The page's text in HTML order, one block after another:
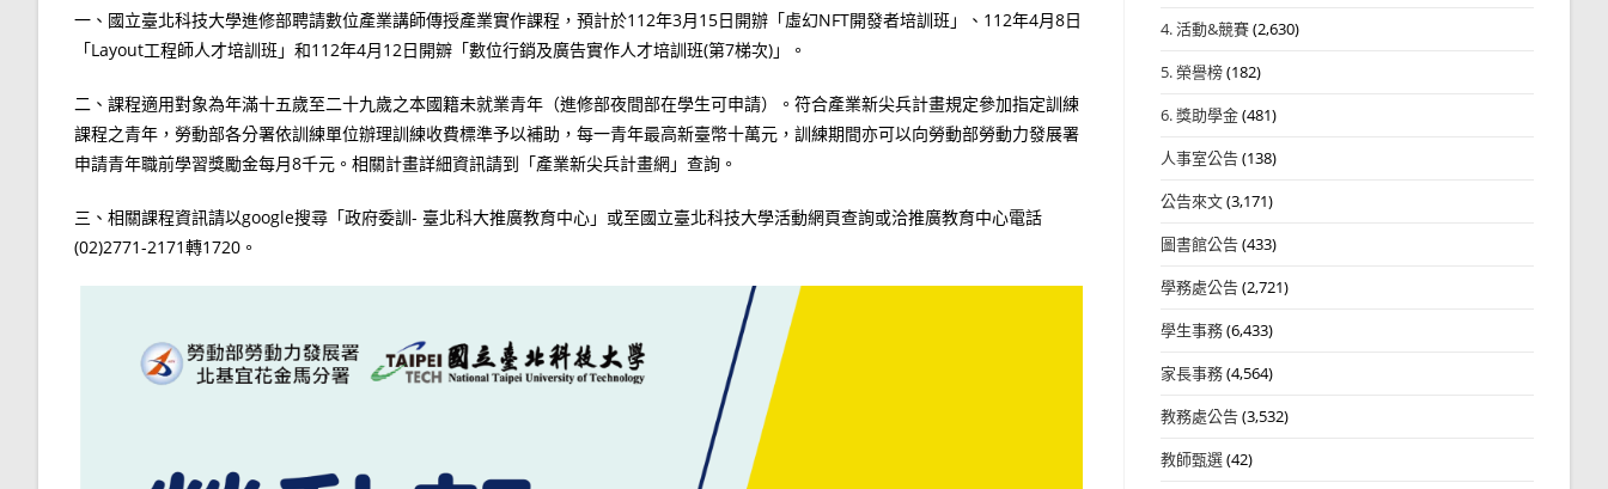
一、國立臺北科技大學進修部聘請數位產業講師傳授產業實作課程，預計於112年3月15日開辦「虛幻NFT開發者培訓班」、112年4月8日
「Layout工程師人才培訓班」和112年4月12日開辧「數位行銷及廣告實作人才培訓班(第7梯次)」。
二、課程適用對象為年滿十五歲至二十九歲之本國籍未就業青年（進修部夜間部在學生可申請）。符合產業新尖兵計畫規定參加指定訓練
課程之青年，勞動部各分署依訓練單位辦理訓練收費標準予以補助，每一青年最高新臺幣十萬元，訓練期間亦可以向勞動部勞動力發展署
申請青年職前學習獎勵金每月8千元。相關計畫詳細資訊請到「產業新尖兵計畫網」查詢。
三、相關課程資訊請以google搜尋「政府委訓- 臺北科大推廣教育中心」或至國立臺北科技大學活動網頁查詢或洽推廣教育中心電話
(02)2771-2171轉1720。
4. 活動&競賽(2,630)
5. 榮譽榜(182)
6. 獎助學金(481)
人事室公告(138)
公告來文(3,171)
圖書館公告(433)
學務處公告(2,721)
學生事務(6,433)
家長事務(4,564)
教務處公告(3,532)
教師甄選(42)